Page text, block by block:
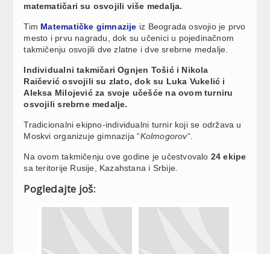
matematičari su osvojili više medalja.
Tim Matematičke gimnazije iz Beograda osvojio je prvo
mesto i prvu nagradu, dok su učenici u pojedinačnom
takmičenju osvojili dve zlatne i dve srebrne medalje.
Individualni takmičari Ognjen Tošić i Nikola
Raičević osvojili su zlato, dok su Luka Vukelić i
Aleksa Milojević za svoje učešće na ovom turniru
osvojili srebrne medalje.
Tradicionalni ekipno-individualni turnir koji se održava u
Moskvi organizuje gimnazija “Kolmogorov“.
Na ovom takmičenju ove godine je učestvovalo 24 ekipe
sa teritorije Rusije, Kazahstana i Srbije.
Pogledajte još: